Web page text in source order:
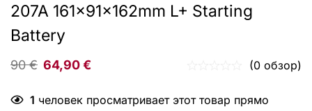
207A 161x91x162mm L+ Starting
Battery
90€ 64,90€ (0 обзор)
1 человек просматривает этот товар прямо